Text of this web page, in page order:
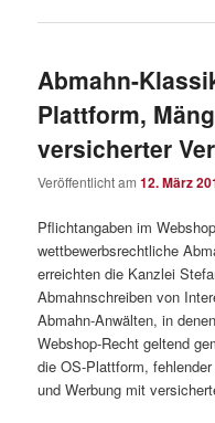
Abmahn-
Plattform,
versicherter
Veröffentlicht am12. März
Pflichtangaben im
wettbewerbsrechtliche
erreichten die Kanzlei
Abmahnschreiben von
Abmahn-Anwälten, in
Webshop-Recht geltend
die OS-Plattform,
und Werbung mit